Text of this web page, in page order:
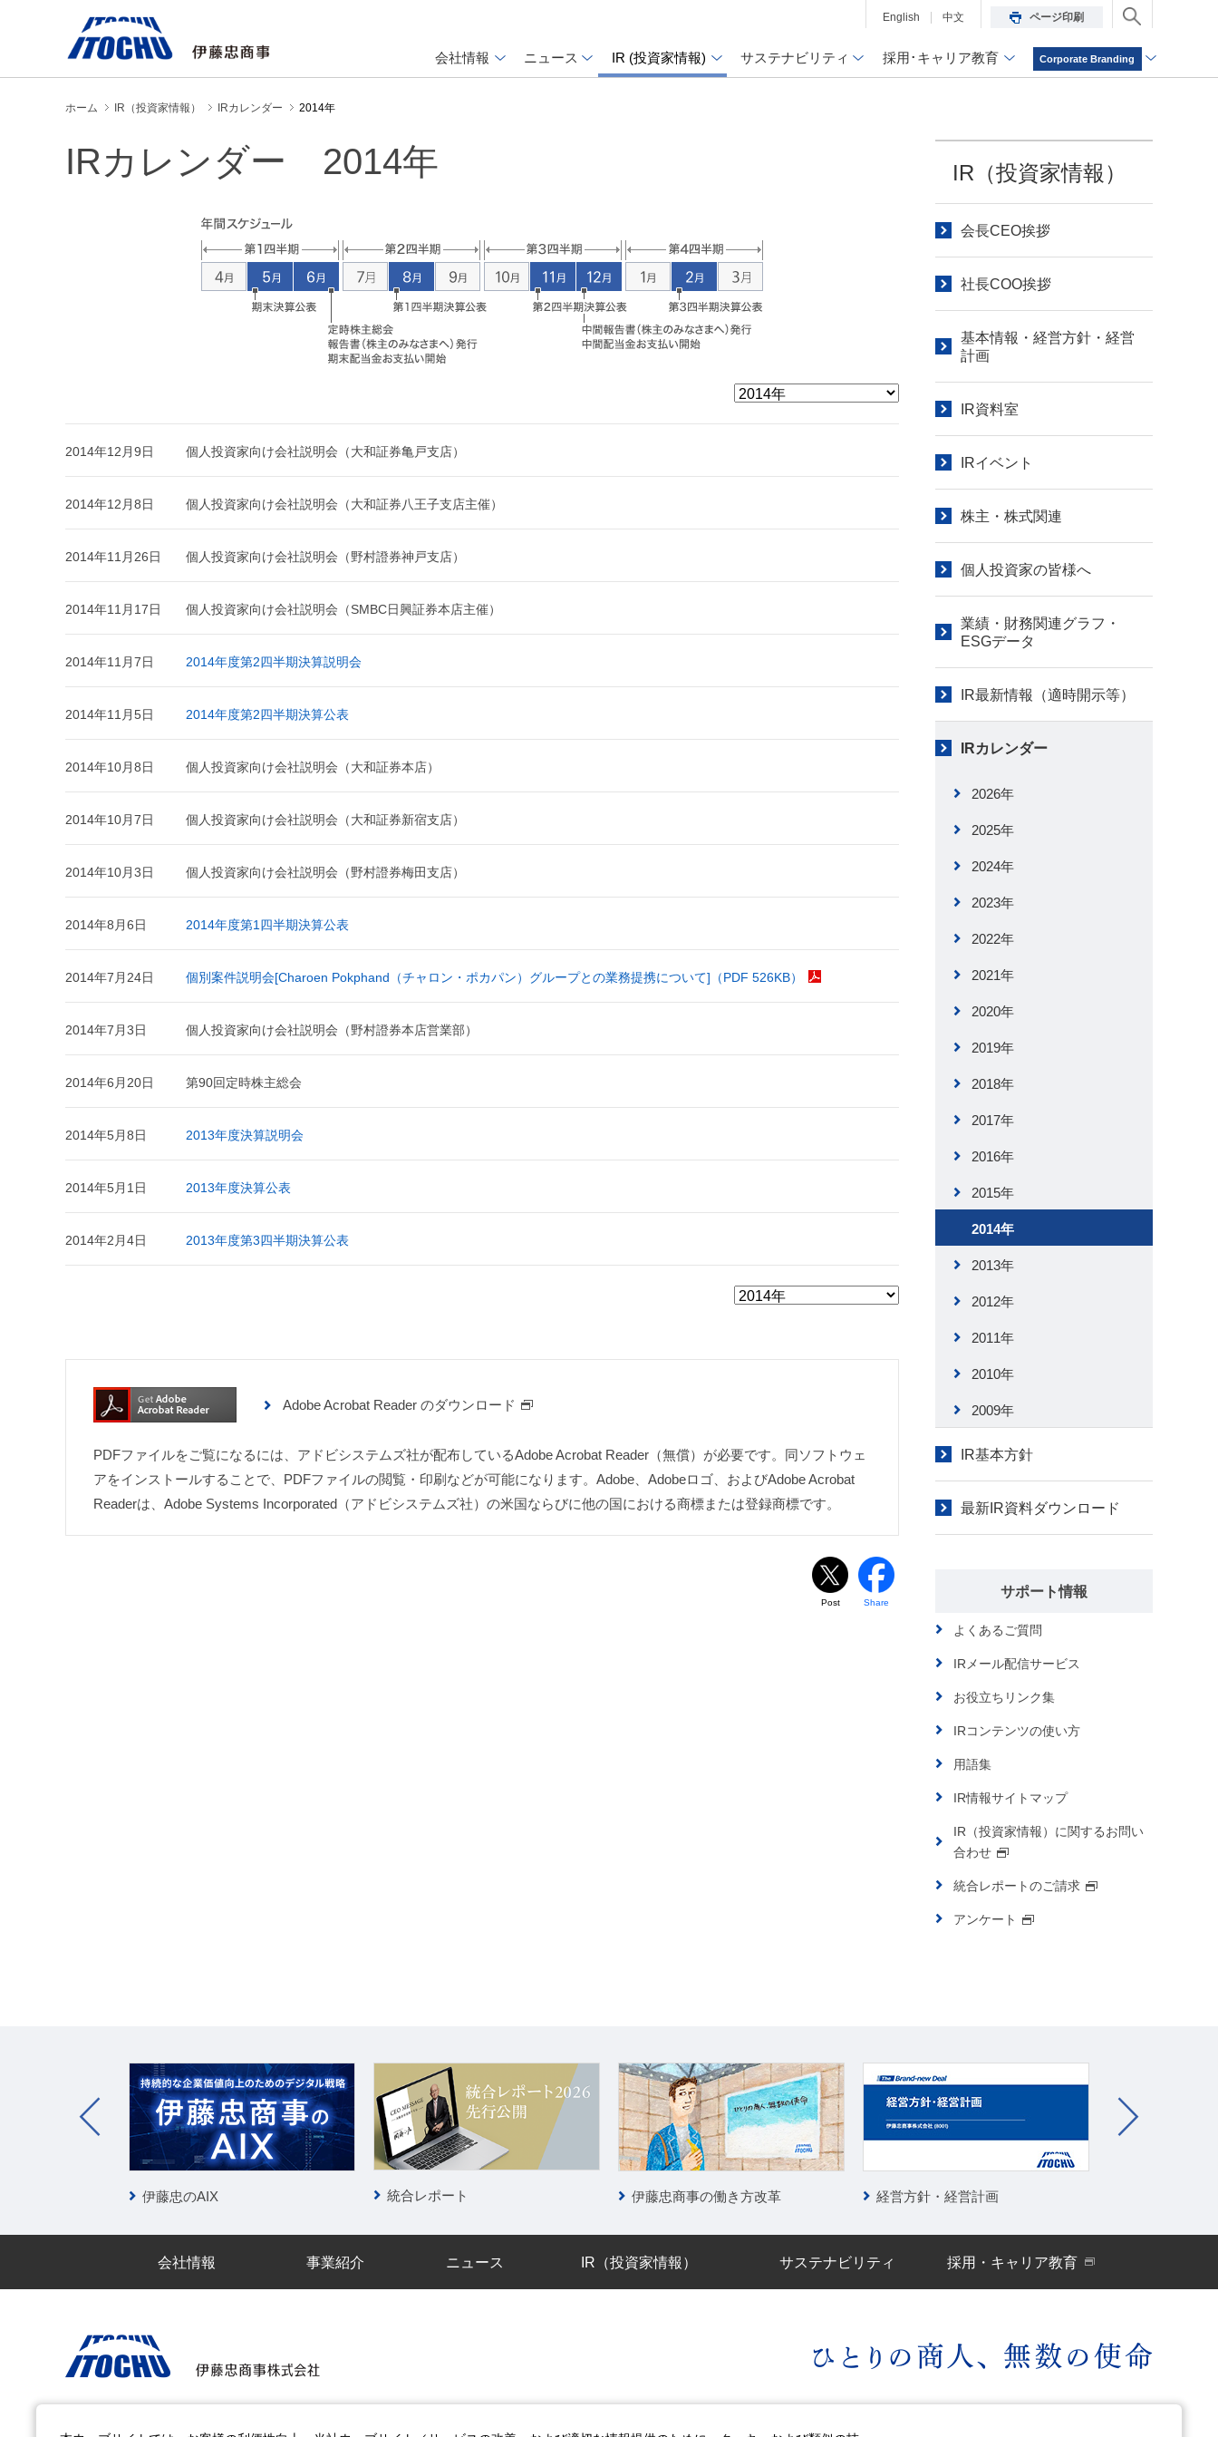
English 中文 ページ印刷
会社情報 ニュース IR (投資家情報) サステナビリティ 採用･キャリア教育 Corporate Branding
ホーム IR（投資家情報） IRカレンダー 2014年
IRカレンダー 2014年
2014年12月9日 個人投資家向け会社説明会（大和証券亀戸支店）
2014年12月8日 個人投資家向け会社説明会（大和証券八王子支店主催）
2014年11月26日 個人投資家向け会社説明会（野村證券神戸支店）
2014年11月17日 個人投資家向け会社説明会（SMBC日興証券本店主催）
2014年11月7日 2014年度第2四半期決算説明会
2014年11月5日 2014年度第2四半期決算公表
2014年10月8日 個人投資家向け会社説明会（大和証券本店）
2014年10月7日 個人投資家向け会社説明会（大和証券新宿支店）
2014年10月3日 個人投資家向け会社説明会（野村證券梅田支店）
2014年8月6日 2014年度第1四半期決算公表
2014年7月24日 個別案件説明会[Charoen Pokphand（チャロン・ポカパン）グループとの業務提携について]（PDF 526KB）
2014年7月3日 個人投資家向け会社説明会（野村證券本店営業部）
2014年6月20日 第90回定時株主総会
2014年5月8日 2013年度決算説明会
2014年5月1日 2013年度決算公表
2014年2月4日 2013年度第3四半期決算公表
Adobe Acrobat Reader のダウンロード
PDFファイルをご覧になるには、アドビシステムズ社が配布しているAdobe Acrobat Reader（無償）が必要です。同ソフトウェ
アをインストールすることで、PDFファイルの閲覧・印刷などが可能になります。Adobe、Adobeロゴ、およびAdobe Acrobat
Readerは、Adobe Systems Incorporated（アドビシステムズ社）の米国ならびに他の国における商標または登録商標です。
Post Share
IR（投資家情報）
会長CEO挨拶
社長COO挨拶
基本情報・経営方針・経営
計画
IR資料室
IRイベント
株主・株式関連
個人投資家の皆様へ
業績・財務関連グラフ・
ESGデータ
IR最新情報（適時開示等）
IRカレンダー
2026年
2025年
2024年
2023年
2022年
2021年
2020年
2019年
2018年
2017年
2016年
2015年
2014年
2013年
2012年
2011年
2010年
2009年
IR基本方針
最新IR資料ダウンロード
サポート情報
よくあるご質問
IRメール配信サービス
お役立ちリンク集
IRコンテンツの使い方
用語集
IR情報サイトマップ
IR（投資家情報）に関するお問い
合わせ
統合レポートのご請求
アンケート
伊藤忠のAIX 統合レポート 伊藤忠商事の働き方改革 経営方針・経営計画
会社情報 事業紹介 ニュース IR（投資家情報） サステナビリティ 採用・キャリア教育